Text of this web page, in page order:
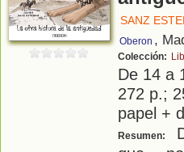
SANZ
Oberon ,
Colección:
De 14 a
272 p.;
papel +
Resumen: